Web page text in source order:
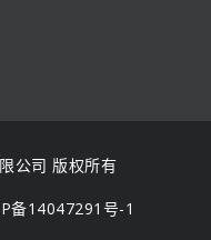
公司 版权所有
备14047291号-1